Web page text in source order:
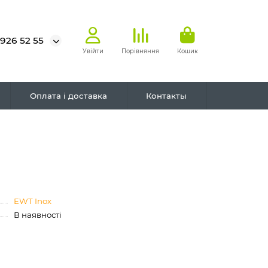
52 55
Увійти Порівняння Кошик
Оплата і доставка Контакты
EWT Inox
В наявності